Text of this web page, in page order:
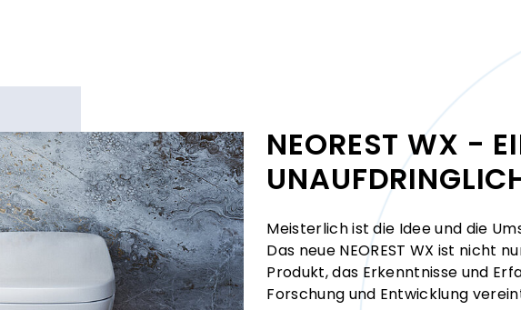
NEOREST WX -
Meisterlich ist die Idee und die
Das neue NEOREST WX ist nicht
Produkt, das Erkenntnisse und
Forschung und Entwicklung